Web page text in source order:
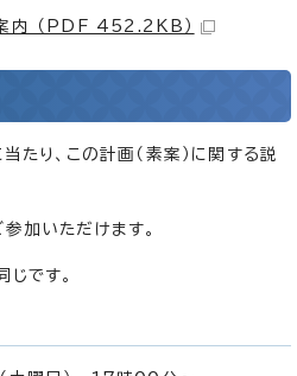
案内 （PDF 452.2KB）
たり、この計画（素案）に関する説
加いただけます。
です。